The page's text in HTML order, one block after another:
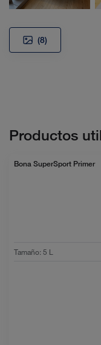
(8)
Productos
Bona SuperSport Primer
Tamaño:5 L